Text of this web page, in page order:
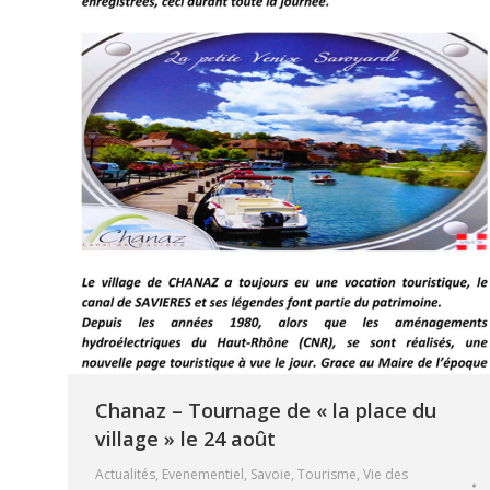
Chanaz – Tournage de « la place du
village » le 24 août
Actualités, Evenementiel, Savoie, Tourisme, Vie des